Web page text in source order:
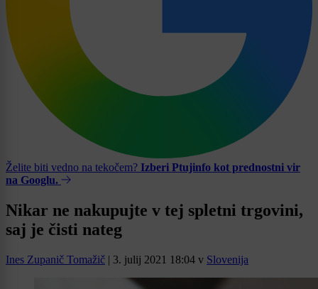
Želite biti vedno na tekočem? Izberi Ptujinfo kot prednostni vir
na Googlu.
Nikar ne nakupujte v tej spletni trgovini,
saj je čisti nateg
Ines Zupanič Tomažič | 3. julij 2021 18:04 v Slovenija